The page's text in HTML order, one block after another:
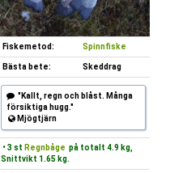
Fiskemetod: Spinnfiske
Bästa bete: Skeddrag
"Kallt, regn och blåst. Många
försiktiga hugg."
Mjögtjärn
• 3 st Regnbåge på totalt 4.9 kg,
Snittvikt 1.65 kg.